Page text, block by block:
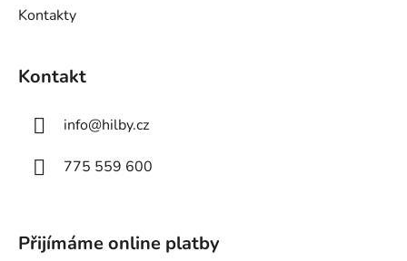
Kontakty
Kontakt
info@hilby.cz
775 559 600
Přijímáme online platby